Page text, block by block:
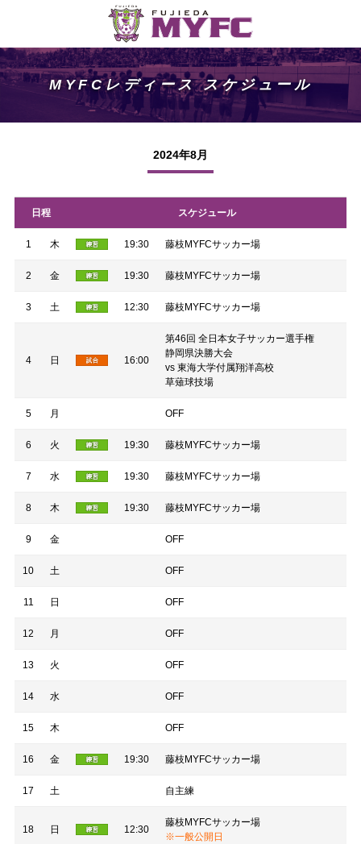
MYFCレディース スケジュール
2024年8月
日程 スケジュール
1 木 19:30 藤枝MYFCサッカー場
2 金 19:30 藤枝MYFCサッカー場
3 土 12:30 藤枝MYFCサッカー場
4 日 16:00
第46回 全日本女子サッカー選手権
静岡県決勝大会
vs 東海大学付属翔洋高校
草薙球技場
5 月 OFF
6 火 19:30 藤枝MYFCサッカー場
7 水 19:30 藤枝MYFCサッカー場
8 木 19:30 藤枝MYFCサッカー場
9 金 OFF
10 土 OFF
11 日 OFF
12 月 OFF
13 火 OFF
14 水 OFF
15 木 OFF
16 金 19:30 藤枝MYFCサッカー場
17 土 自主練
18 日 12:30
藤枝MYFCサッカー場
※一般公開日